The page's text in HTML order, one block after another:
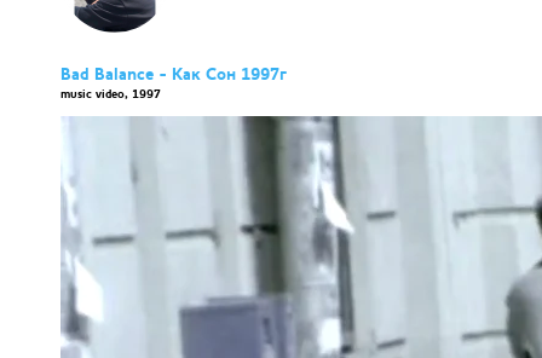
Bad Balance - Как Сон 1997г
music video, 1997